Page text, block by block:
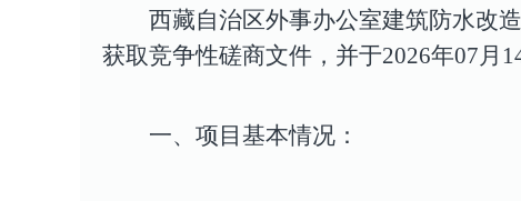
西藏自治区外事办公室建筑防水改
获取竞争性磋商文件，并于2026年07月
一、项目基本情况 ：